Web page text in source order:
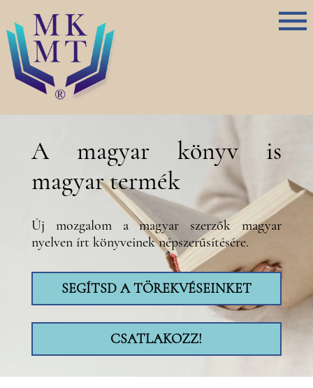
A magyar könyv is
magyar termék
Új mozgalom a magyar szerzők magyar
nyelven írt könyveinek népszerűsítésére.
SEGÍTSD A TÖREKVÉSEINKET
CSATLAKOZZ!